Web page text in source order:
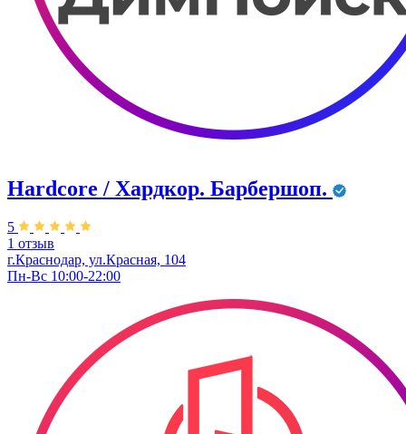
Hardcore / Хардкор. Барбершоп.
5
1 отзыв
г.Краснодар, ул.Красная, 104
Пн-Вс 10:00-22:00